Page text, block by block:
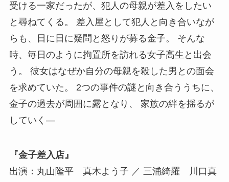
受ける一家だったが、犯人の母親が差入をしたい
と尋ねてくる。 差入屋として犯人と向き合いなが
らも、日に日に疑問と怒りが募る金子。 そんな
時、毎日のように拘置所を訪れる女子高生と出会
う。 彼女はなぜか自分の母親を殺した男との面会
を求めていた。 2つの事件の謎と向き合ううちに、
金子の過去が周囲に露となり、 家族の絆を揺るが
していく―
『金子差入店』
出演：丸山隆平 真木よう子 ／ 三浦綺羅 川口真